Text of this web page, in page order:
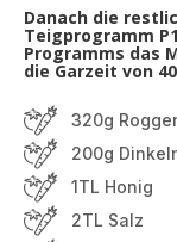
Danach die
Teigprogramm
Programms das
die Garzeit von
320g
200g
1TL Honig
2TL Salz